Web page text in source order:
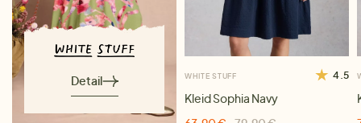
Detail WHITE STUFF 4.5
Kleid Sophia Navy